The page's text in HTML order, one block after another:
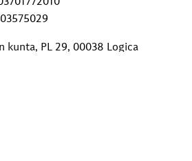
kunta, PL 29, 00038 Logica